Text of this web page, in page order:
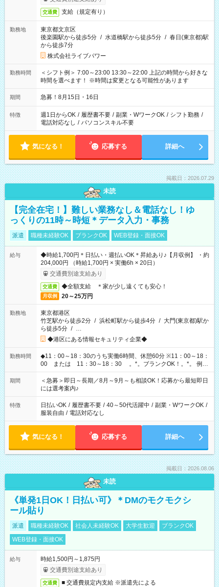
交通費 支給（規定有り）
勤務地
東京都文京区
後楽園駅から徒歩5分 / 水道橋駅から徒歩5分 / 春日(東京都)駅
から徒歩7分
株式会社ライブパワー
勤務時間
＜シフト例＞ 7:00～23:00 13:30～22:00 上記の時間から好きな
時間を選べます！ ※時間は変更となる可能性があります
期間 急募！8月15日・16日
特徴 週1日からOK / 履歴書不要 / 副業・WワークOK / シフト勤務 /
電話対応なし / パソコンスキル不要
気になる！ 応募する 詳細へ
掲載日：2026.07.29
未読
【完全在宅！】難しい業務なし＆電話なし！ゆ
っくりの11時～時短＊データ入力・事務
派遣 職種未経験OK ブランクOK WEB登録・面接OK
給与
◆時給1,700円＊日払い・週払いOK＊昇給あり♪【月収例】 ・約
204,000円 （時給1,700円 × 実働6h × 20日）
交通費別途支給あり
交通費 ◆全額支給 ＊家が少し遠くても安心！
月収例 20～25万円
勤務地
東京都港区
竹芝駅から徒歩2分 / 浜松町駅から徒歩4分 / 大門(東京都)駅か
ら徒歩5分 / …
◆港区にある情報セキュリティ企業◆
勤務時間
◆11：00～18：30のうち実働6時間、休憩60分 ※11：00～18：
00 または 11：30～18：30 。*。ブランクOK！。*。 例え
ば前職が、 在宅/財団法人/事務/コールセンター/受付/販売/カフェ
スタッフ スイーツ販売/ホテルフロント/化粧品販売/など 様々な
業界から入社して活躍されています♪
期間
＜急募＞即日～長期／8月～9月～も相談OK！応募から最短即日
には選考案内♪
特徴 日払いOK / 履歴書不要 / 40～50代活躍中 / 副業・WワークOK /
服装自由 / 電話対応なし
気になる！ 応募する 詳細へ
掲載日：2026.08.06
未読
《単発1日OK！日払い可》＊DMのモクモクシ
ール貼り
派遣 職種未経験OK 社会人未経験OK 大学生歓迎
ブランクOK
WEB登録・面接OK
給与
時給1,500円～1,875円
交通費別途支給あり
交通費 ■ 交通費規定内支給 ※派遣先による